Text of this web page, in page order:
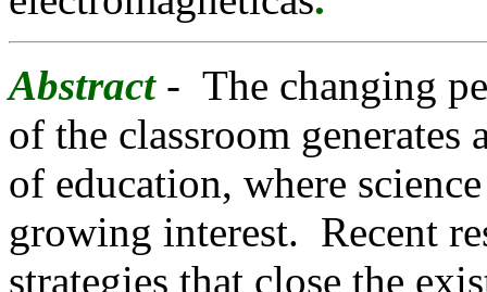
Abstract- The changing
of the classroom generates
of education, where
growing interest. Recent
strategies that close the